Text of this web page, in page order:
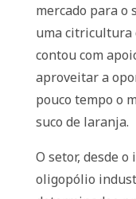
mercado para o
uma citricultura
contou com
aproveitar a
pouco tempo o
suco de laranja.
O setor, desde
oligopólio